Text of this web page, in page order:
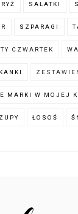
RYŻ SAŁATKI
SZPARAGI
CZWARTEK
MARKI W MOJEJ
ZUPY ŁOSOŚ